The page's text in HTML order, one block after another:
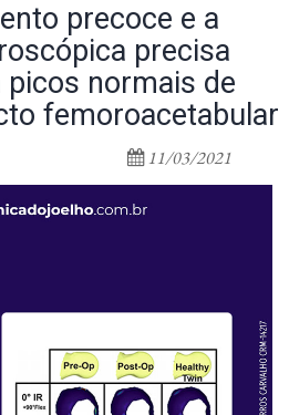
precoce e a
precisa
picos normais de
femoroacetabular
11/03/2021